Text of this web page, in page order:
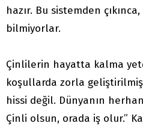
hazır. Bu sistemden
bilmiyorlar.
Çinlilerin hayatta kalma
koşullarda zorla
hissi değil. Dünyanın
Çinli olsun, orada iş olur.”